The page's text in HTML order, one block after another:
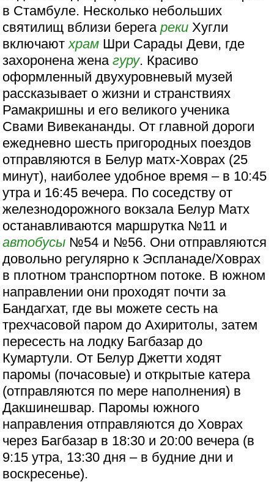
в Стамбуле. Несколько небольших
святилищ вблизи берегареки Хугли
включаютхрам Шри Сарады Деви, где
захоронена женагуру. Красиво
оформленный двухуровневый музей
рассказывает о жизни и странствиях
Рамакришны и его великого ученика
Свами Вивекананды. От главной дороги
ежедневно шесть пригородных поездов
отправляются в Белур матх-Ховрах (25
минут), наиболее удобное время – в 10:45
утра и 16:45 вечера. По соседству от
железнодорожного вокзала Белур Матх
останавливаются маршрутка №11 и
автобусы №54 и №56. Они отправляются
довольно регулярно к Эспланаде/Ховрах
в плотном транспортном потоке. В южном
направлении они проходят почти за
Бандагхат, где вы можете сесть на
трехчасовой паром до Ахиритолы, затем
пересесть на лодку Багбазар до
Кумартули. От Белур Джетти ходят
паромы (почасовые) и открытые катера
(отправляются по мере наполнения) в
Дакшинешвар. Паромы южного
направления отправляются до Ховрах
через Багбазар в 18:30 и 20:00 вечера (в
9:15 утра, 13:30 дня – в будние дни и
воскресенье).